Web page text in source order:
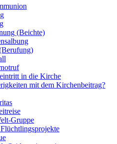
(Beichte)
in die Kirche
mit dem Kirchenbeitrag?
Gruppe